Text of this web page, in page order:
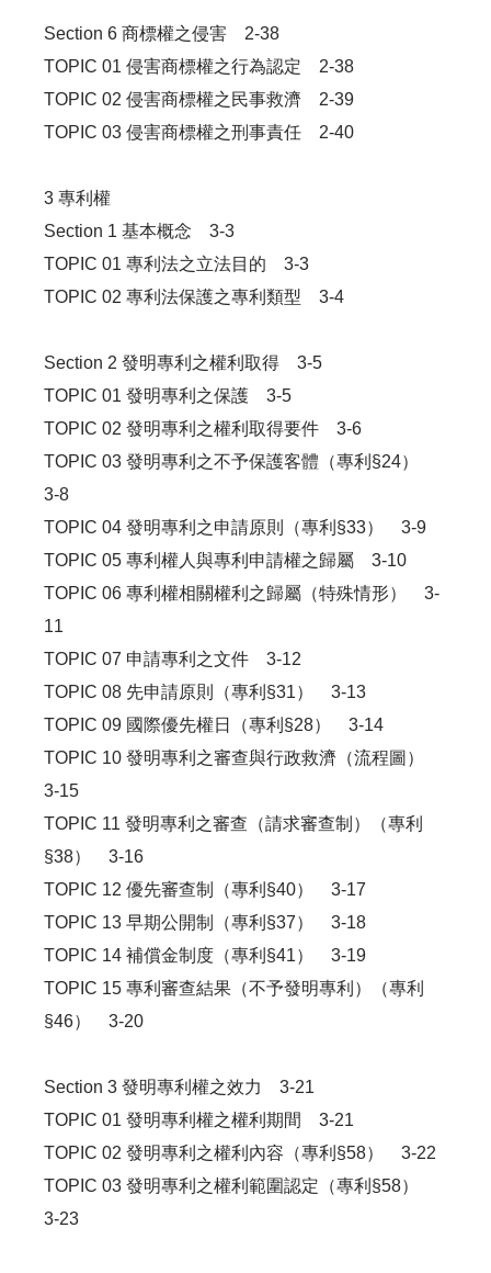
Section 6 商標權之侵害 2-38
TOPIC 01 侵害商標權之行為認定 2-38
TOPIC 02 侵害商標權之民事救濟 2-39
TOPIC 03 侵害商標權之刑事責任 2-40
3 專利權
Section 1 基本概念 3-3
TOPIC 01 專利法之立法目的 3-3
TOPIC 02 專利法保護之專利類型 3-4
Section 2 發明專利之權利取得 3-5
TOPIC 01 發明專利之保護 3-5
TOPIC 02 發明專利之權利取得要件 3-6
TOPIC 03 發明專利之不予保護客體（專利§24）
3-8
TOPIC 04 發明專利之申請原則（專利§33） 3-9
TOPIC 05 專利權人與專利申請權之歸屬 3-10
TOPIC 06 專利權相關權利之歸屬（特殊情形） 3-
11
TOPIC 07 申請專利之文件 3-12
TOPIC 08 先申請原則（專利§31） 3-13
TOPIC 09 國際優先權日（專利§28） 3-14
TOPIC 10 發明專利之審查與行政救濟（流程圖）
3-15
TOPIC 11 發明專利之審查（請求審查制）（專利
§38） 3-16
TOPIC 12 優先審查制（專利§40） 3-17
TOPIC 13 早期公開制（專利§37） 3-18
TOPIC 14 補償金制度（專利§41） 3-19
TOPIC 15 專利審查結果（不予發明專利）（專利
§46） 3-20
Section 3 發明專利權之效力 3-21
TOPIC 01 發明專利權之權利期間 3-21
TOPIC 02 發明專利之權利內容（專利§58） 3-22
TOPIC 03 發明專利之權利範圍認定（專利§58）
3-23